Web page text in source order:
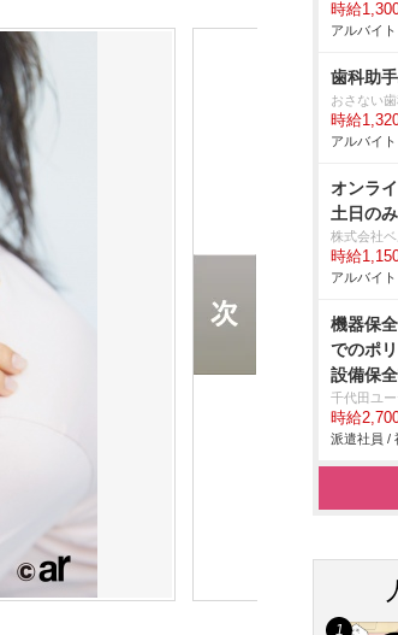
時給
アルバイ
歯科助
おさない
時給
アルバイ
オンラ
土日の
株式会社
時給
アルバイ
機器保
でのポ
設備保
千代田ユ
時給
派遣社員 /